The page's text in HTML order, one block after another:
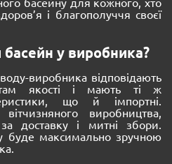
і благополуччя своєї
у виробника?
виробника відповідають
якості і мають ті ж
що й імпортні.
виробництва,
доставку і митні збори.
буде максимально зручною